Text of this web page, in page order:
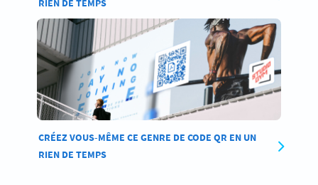
RIEN DE TEMPS
CRÉEZ VOUS-MÊME CE GENRE DE CODE QR EN UN
RIEN DE TEMPS